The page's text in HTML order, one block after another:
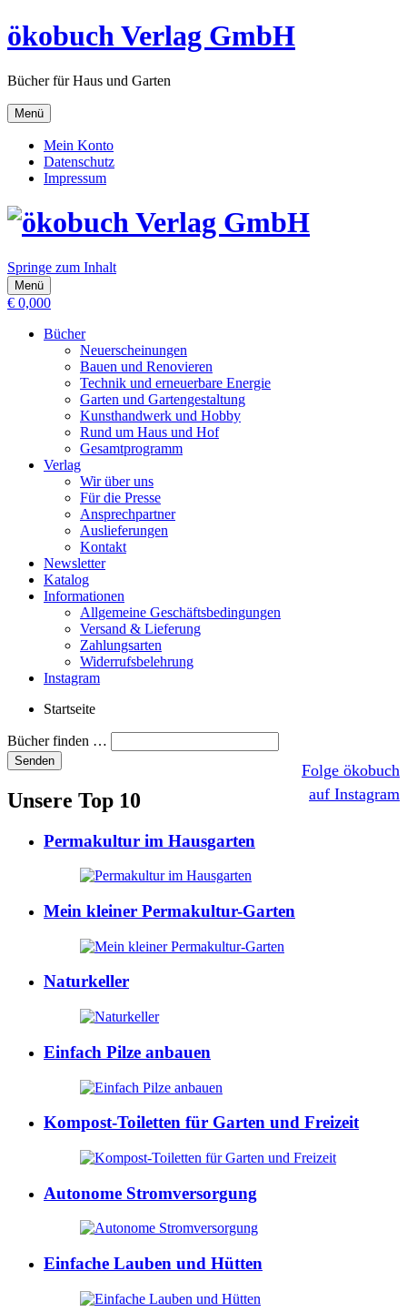
ökobuch Verlag GmbH
Bücher für Haus und Garten
Menü
Mein Konto
Datenschutz
Impressum
Springe zum Inhalt
Menü
€ 0,000
Bücher
Neuerscheinungen
Bauen und Renovieren
Technik und erneuerbare Energie
Garten und Gartengestaltung
Kunsthandwerk und Hobby
Rund um Haus und Hof
Gesamtprogramm
Verlag
Wir über uns
Für die Presse
Ansprechpartner
Auslieferungen
Kontakt
Newsletter
Katalog
Informationen
Allgemeine Geschäftsbedingungen
Versand & Lieferung
Zahlungsarten
Widerrufsbelehrung
Instagram
Startseite
Bücher finden …
Folge ökobuch
auf Instagram
Unsere Top 10
Permakultur im Hausgarten
Mein kleiner Permakultur-Garten
Naturkeller
Einfach Pilze anbauen
Kompost-Toiletten für Garten und Freizeit
Autonome Stromversorgung
Einfache Lauben und Hütten